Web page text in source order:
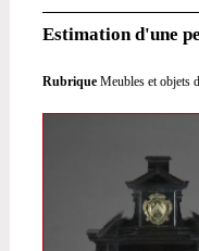
Estimation d'une
Rubrique Meubles et objets